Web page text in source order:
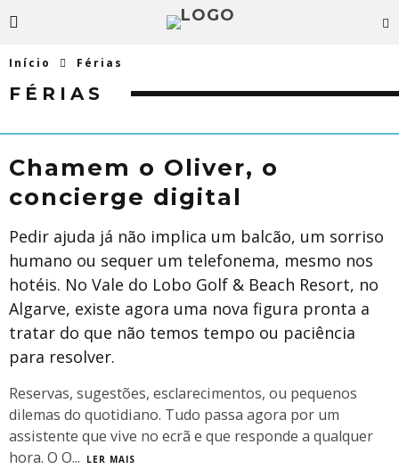
Início Férias
FÉRIAS
Chamem o Oliver, o
concierge digital
Pedir ajuda já não implica um balcão, um sorriso
humano ou sequer um telefonema, mesmo nos
hotéis. No Vale do Lobo Golf & Beach Resort, no
Algarve, existe agora uma nova figura pronta a
tratar do que não temos tempo ou paciência
para resolver.
Reservas, sugestões, esclarecimentos, ou pequenos
dilemas do quotidiano. Tudo passa agora por um
assistente que vive no ecrã e que responde a qualquer
hora. O O... LER MAIS